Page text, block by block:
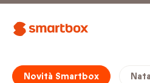
Novità Smartbox